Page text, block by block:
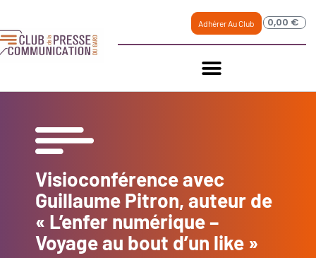
Adhérer Au Club 0,00 €
Visioconférence avec
Guillaume Pitron, auteur de
« L’enfer numérique –
Voyage au bout d’un like »